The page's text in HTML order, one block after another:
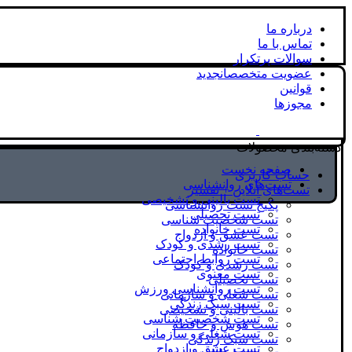
درباره ما
تماس با ما
سوالات پرتکرار
عضویت متخصصانجدید
قوانین
مجوزها
دسته‌بندی محصولات
حساب کاربری
تست‌های آنلاین + تفسیر
پکیج تست روانشناسی
تست شخصیت شناسی
تست عشق و ازدواج
تست خانواده
تست رشدی و کودک
تست تحصیلی
تست شغلی و سازمانی
تست بالینی و تشخیصی
تست هوش و حافظه
تست سبک زندگی
صفحه نخست
تست‌های روانشناسی
تست بالینی و تشخیصی
تست تحصیلی
تست خانواده
تست رشدی و کودک
تست روابط اجتماعی
تست معنوی
تست روانشناسی ورزش
تست سبک زندگی
تست شخصیت شناسی
تست شغلی و سازمانی
تست عشق و ازدواج